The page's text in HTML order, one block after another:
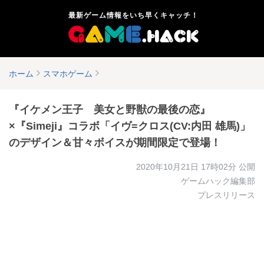
最新ゲーム情報をいち早くキャッチ！
ホーム スマホゲーム
『イケメン王子 美女と野獣の最後の恋』
×『Simeji』コラボ「イヴ=クロス(CV:内田 雄馬)」
のデザイン＆甘々ボイスが期間限定で登場！
2020年10月21日 17時02分 公開
ゲームハック編集部
プレスリリース